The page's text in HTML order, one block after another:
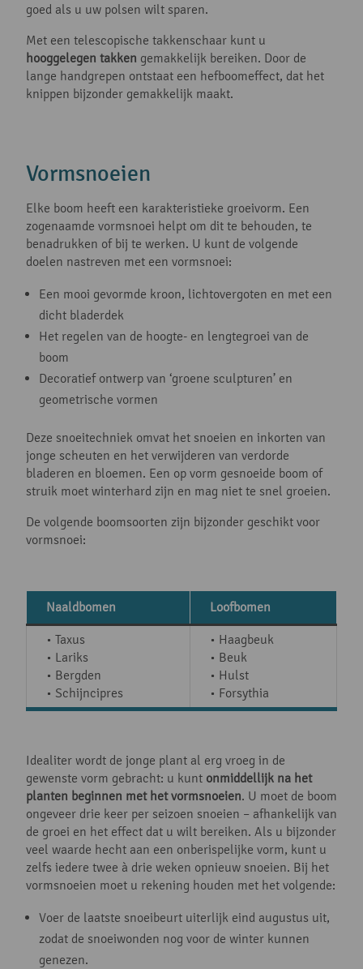
goed als u uw polsen wilt sparen.
Met een telescopische takkenschaar kunt u
hooggelegen takken gemakkelijk bereiken. Door de
lange handgrepen ontstaat een hefboomeffect, dat het
knippen bijzonder gemakkelijk maakt.
Vormsnoeien
Elke boom heeft een karakteristieke groeivorm. Een
zogenaamde vormsnoei helpt om dit te behouden, te
benadrukken of bij te werken. U kunt de volgende
doelen nastreven met een vormsnoei:
Een mooi gevormde kroon, lichtovergoten en met een
dicht bladerdek
Het regelen van de hoogte- en lengtegroei van de
boom
Decoratief ontwerp van ‘groene sculpturen’ en
geometrische vormen
Deze snoeitechniek omvat het snoeien en inkorten van
jonge scheuten en het verwijderen van verdorde
bladeren en bloemen. Een op vorm gesnoeide boom of
struik moet winterhard zijn en mag niet te snel groeien.
De volgende boomsoorten zijn bijzonder geschikt voor
vormsnoei:
Naaldbomen Loofbomen
• Taxus
• Lariks
• Bergden
• Schijncipres
• Haagbeuk
• Beuk
• Hulst
• Forsythia
Idealiter wordt de jonge plant al erg vroeg in de
gewenste vorm gebracht: u kunt onmiddellijk na het
planten beginnen met het vormsnoeien. U moet de boom
ongeveer drie keer per seizoen snoeien – afhankelijk van
de groei en het effect dat u wilt bereiken. Als u bijzonder
veel waarde hecht aan een onberispelijke vorm, kunt u
zelfs iedere twee à drie weken opnieuw snoeien. Bij het
vormsnoeien moet u rekening houden met het volgende:
Voer de laatste snoeibeurt uiterlijk eind augustus uit,
zodat de snoeiwonden nog voor de winter kunnen
genezen.